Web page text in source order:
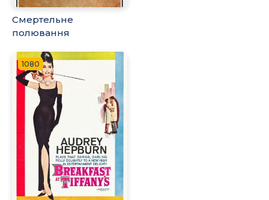
Смертельне
полювання
1080